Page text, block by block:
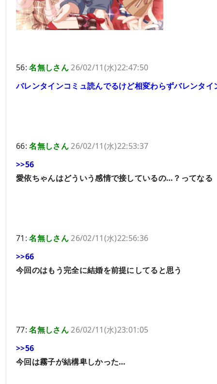
56:名無しさん26/02/11(水)22:47:50
バレンタインコミュ読んでるけど相変わらずバレンタ
66:名無しさん26/02/11(水)22:53:37
>>56
愛依ちゃんはどういう感情で接しているの…？ってなる
71:名無しさん26/02/11(水)22:56:36
>>66
今回のはもう完全に結婚を前提にしてると思う
77:名無しさん26/02/11(水)23:01:05
>>56
今回は霧子が結構卑しかった…